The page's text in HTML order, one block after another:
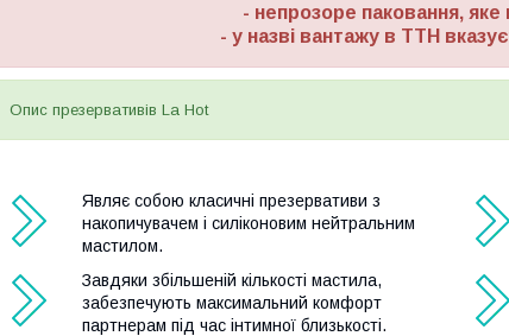
- непрозоре паковання, яке
- у назві вантажу в ТТН
Опис презервативів La Hot
Являє собою класичні презервативи з
накопичувачем і силіконовим нейтральним
мастилом.
Завдяки збільшеній кількості мастила,
забезпечують максимальний комфорт
партнерам під час інтимної близькості.